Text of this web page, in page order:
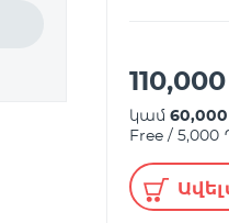
110,000
կամ
Free / 5,000